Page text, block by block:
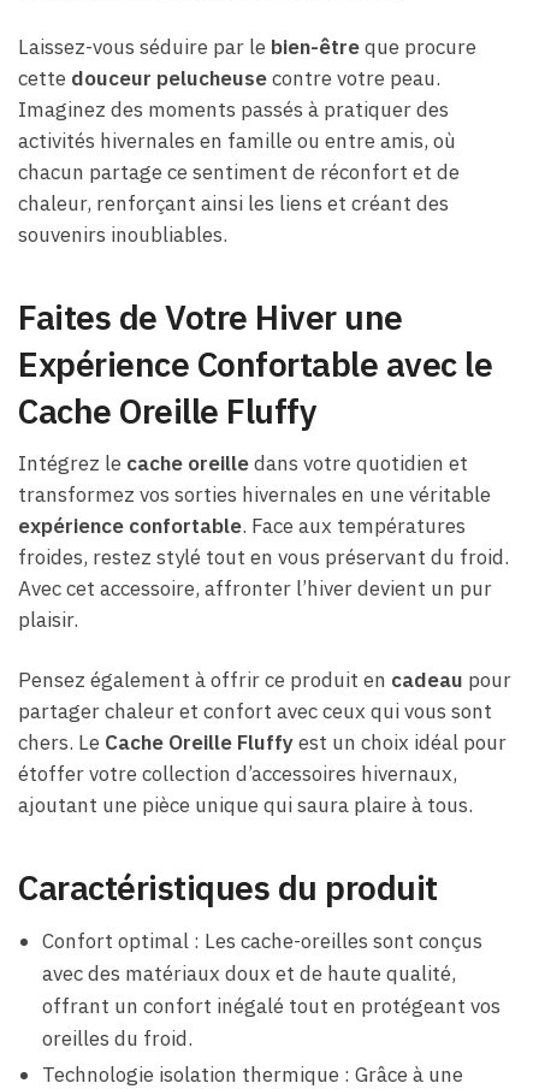
Laissez-vous séduire par le bien-êtreque procure
cette douceur pelucheusecontre votre peau.
Imaginez des moments passés à pratiquer des
activités hivernales en famille ou entre amis, où
chacun partage ce sentiment de réconfort et de
chaleur, renforçant ainsi les liens et créant des
souvenirs inoubliables.
Faites de Votre Hiver une
Expérience Confortable avec le
Cache Oreille Fluffy
Intégrez le cache oreilledans votre quotidien et
transformez vos sorties hivernales en une véritable
expérience confortable. Face aux températures
froides, restez stylé tout en vous préservant du froid.
Avec cet accessoire, affronter l’hiver devient un pur
plaisir.
Pensez également à offrir ce produit en cadeau pour
partager chaleur et confort avec ceux qui vous sont
chers. Le Cache Oreille Fluffyest un choix idéal pour
étoffer votre collection d’accessoires hivernaux,
ajoutant une pièce unique qui saura plaire à tous.
Caractéristiques du produit
Confort optimal : Les cache-oreilles sont conçus
avec des matériaux doux et de haute qualité,
offrant un confort inégalé tout en protégeant vos
oreilles du froid.
Technologie isolation thermique : Grâce à une